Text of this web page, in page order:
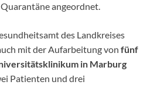
angeordnet.
des Landkreises
mit der Aufarbeitung von fünf
in Marburg
Patienten und drei